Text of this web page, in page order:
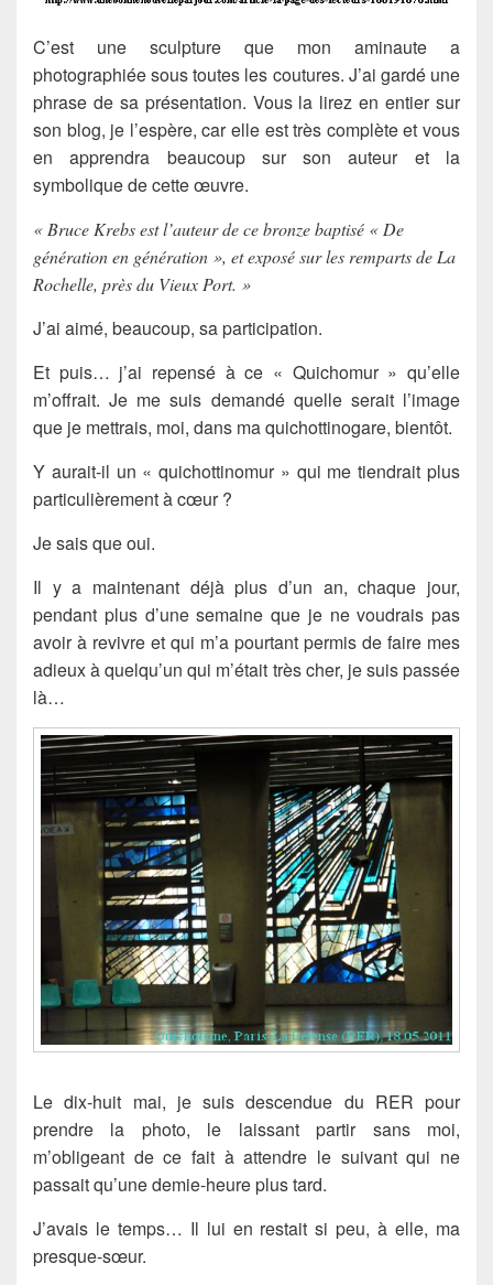
C’est une sculpture que mon aminaute a
photographiée sous toutes les coutures. J’ai gardé une
phrase de sa présentation. Vous la lirez en entier sur
son blog, je l’espère, car elle est très complète et vous
en apprendra beaucoup sur son auteur et la
symbolique de cette œuvre.
« Bruce Krebs est l’auteur de ce bronze baptisé « De
génération en génération », et exposé sur les remparts de La
Rochelle, près du Vieux Port. »
J’ai aimé, beaucoup, sa participation.
Et puis… j’ai repensé à ce « Quichomur » qu’elle
m’offrait. Je me suis demandé quelle serait l’image
que je mettrais, moi, dans maquichottinogare, bientôt.
Y aurait-il un «quichottinomur» qui me tiendrait plus
particulièrement à cœur ?
Je sais que oui.
Il y a maintenant déjà plus d’un an, chaque jour,
pendant plus d’une semaine que je ne voudrais pas
avoir à revivre et qui m’a pourtant permis de faire mes
adieux à quelqu’un qui m’était très cher, je suis passée
là…
Le dix-huit mai, je suis descendue du RER pour
prendre la photo, le laissant partir sans moi,
m’obligeant de ce fait à attendre le suivant qui ne
passait qu’une demie-heure plus tard.
J’avais le temps… Il lui en restait si peu, à elle, ma
presque-sœur.